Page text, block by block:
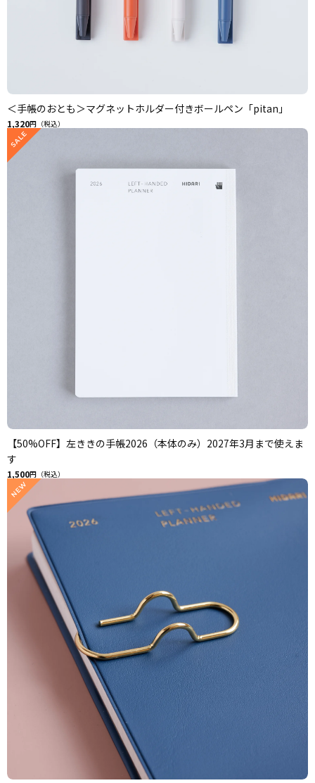
＜手帳のおとも＞マグネットホルダー付きボールペン「pitan」
1,320円（税込）
【50%OFF】左ききの手帳2026（本体のみ）2027年3月まで使えま
す
1,500円（税込）